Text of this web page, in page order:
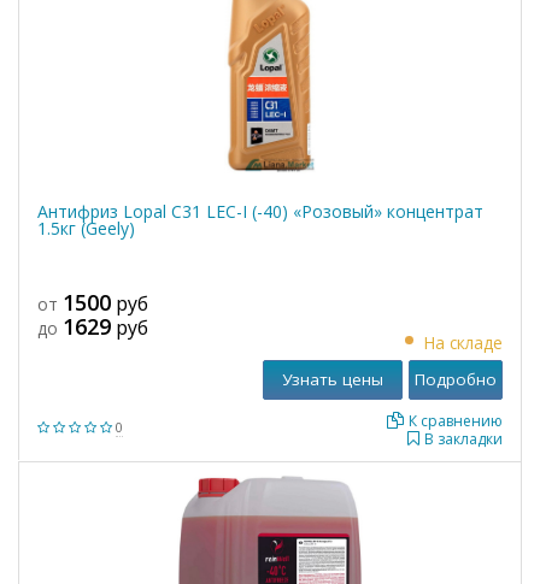
Антифриз Lopal C31 LEC-I (-40) «Розовый» концентрат
1.5кг (Geely)
0
от 1500 руб
до 1629 руб
На складе
В закладки
К сравнению
Узнать цены Подробно